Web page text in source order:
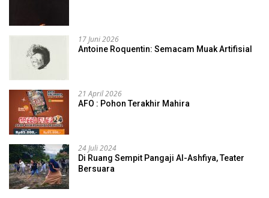
17 Juni 2026
Antoine Roquentin: Semacam Muak Artifisial
21 April 2026
AFO : Pohon Terakhir Mahira
24 Juli 2024
Di Ruang Sempit Pangaji Al-Ashfiya, Teater
Bersuara